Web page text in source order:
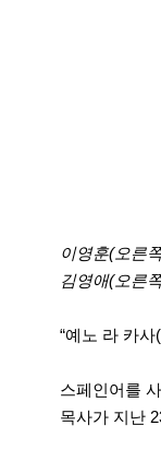
이영훈(오른
김영애(오른
“예노 라 카사(
스페인어를
목사가 지난